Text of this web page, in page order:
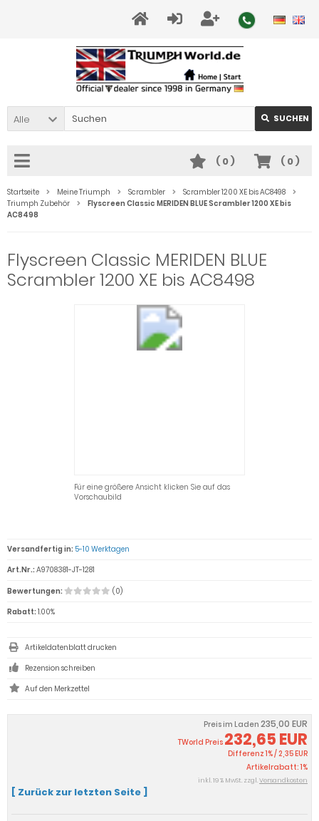
Alle SUCHEN
( 0)
( 0)
Startseite Meine Triumph Scrambler
Scrambler 1200 XE bis AC8498
Triumph Zubehör
Flyscreen Classic MERIDEN BLUE Scrambler 1200 XE bis
AC8498
Flyscreen Classic MERIDEN BLUE
Scrambler 1200 XE bis AC8498
Für eine größere Ansicht klicken Sie auf das
Vorschaubild
Preis im Laden 235,00 EUR
TWorld Preis 232,65 EUR
Differenz 1% / 2,35 EUR
Artikelrabatt: 1%
inkl. 19 % MwSt. zzgl.Versandkosten
[ Zurück zur letzten Seite ]
Versandfertig in: 5-10 Werktagen
Art.Nr.: A9708381-JT-1281
Bewertungen:
(0)
Rabatt: 1.00%
Artikeldatenblatt drucken
Rezension schreiben